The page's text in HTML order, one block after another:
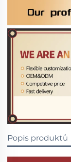
Popis produktů